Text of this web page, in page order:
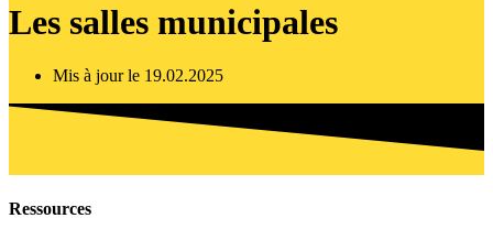
Les salles municipales
Mis à jour le 19.02.2025
Ressources